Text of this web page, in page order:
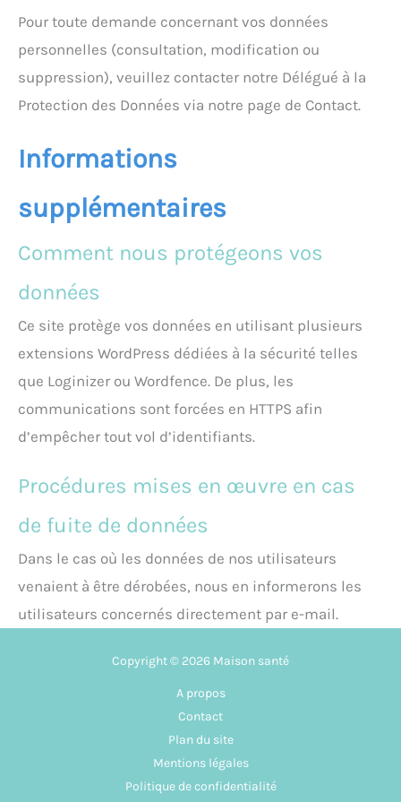
Pour toute demande concernant vos données
personnelles (consultation, modification ou
suppression), veuillez contacter notre Délégué à la
Protection des Données via notre page de Contact.
Informations
supplémentaires
Comment nous protégeons vos
données
Ce site protège vos données en utilisant plusieurs
extensions WordPress dédiées à la sécurité telles
que Loginizer ou Wordfence. De plus, les
communications sont forcées en HTTPS afin
d’empêcher tout vol d’identifiants.
Procédures mises en œuvre en cas
de fuite de données
Dans le cas où les données de nos utilisateurs
venaient à être dérobées, nous en informerons les
utilisateurs concernés directement par e-mail.
Copyright © 2026 Maison santé
A propos
Contact
Plan du site
Mentions légales
Politique de confidentialité